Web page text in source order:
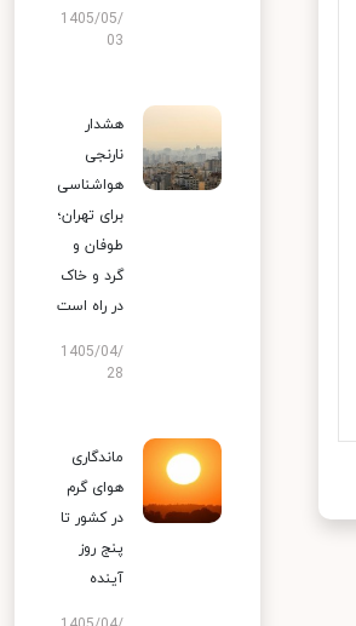
1405/05/
03
هشدار
نارنجی
هواشناسی
برای تهران؛
طوفان و
گرد و خاک
در راه است
1405/04/
28
ماندگاری
هوای گرم
در کشور تا
پنج روز
آینده